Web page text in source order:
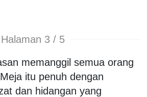
Halaman 3 / 5
memanggil semua orang
itu penuh dengan
dan hidangan yang